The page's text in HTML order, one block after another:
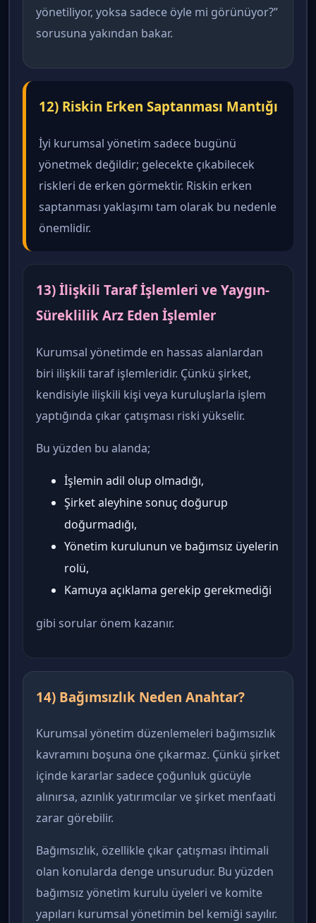
yönetiliyor, yoksa sadece öyle mi görünüyor?”
sorusuna yakından bakar.
12) Riskin Erken Saptanması Mantığı
İyi kurumsal yönetim sadece bugünü
yönetmek değildir; gelecekte çıkabilecek
riskleri de erken görmektir. Riskin erken
saptanması yaklaşımı tam olarak bu nedenle
önemlidir.
13) İlişkili Taraf İşlemleri ve Yaygın-
Süreklilik Arz Eden İşlemler
Kurumsal yönetimde en hassas alanlardan
biri ilişkili taraf işlemleridir. Çünkü şirket,
kendisiyle ilişkili kişi veya kuruluşlarla işlem
yaptığında çıkar çatışması riski yükselir.
Bu yüzden bu alanda;
İşlemin adil olup olmadığı,
Şirket aleyhine sonuç doğurup
doğurmadığı,
Yönetim kurulunun ve bağımsız üyelerin
rolü,
Kamuya açıklama gerekip gerekmediği
gibi sorular önem kazanır.
14) Bağımsızlık Neden Anahtar?
Kurumsal yönetim düzenlemeleri bağımsızlık
kavramını boşuna öne çıkarmaz. Çünkü şirket
içinde kararlar sadece çoğunluk gücüyle
alınırsa, azınlık yatırımcılar ve şirket menfaati
zarar görebilir.
Bağımsızlık, özellikle çıkar çatışması ihtimali
olan konularda denge unsurudur. Bu yüzden
bağımsız yönetim kurulu üyeleri ve komite
yapıları kurumsal yönetimin bel kemiği sayılır.